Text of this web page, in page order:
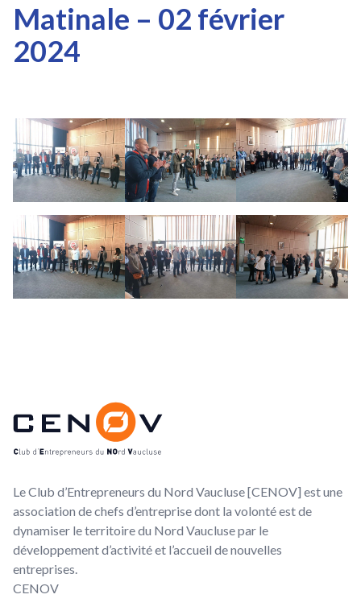
Matinale – 02 février
2024
CENOV
Le Club d’Entrepreneurs du Nord Vaucluse [CENOV] est une
association de chefs d’entreprise dont la volonté est de
dynamiser le territoire du Nord Vaucluse par le
développement d’activité et l’accueil de nouvelles
entreprises.
CENOV